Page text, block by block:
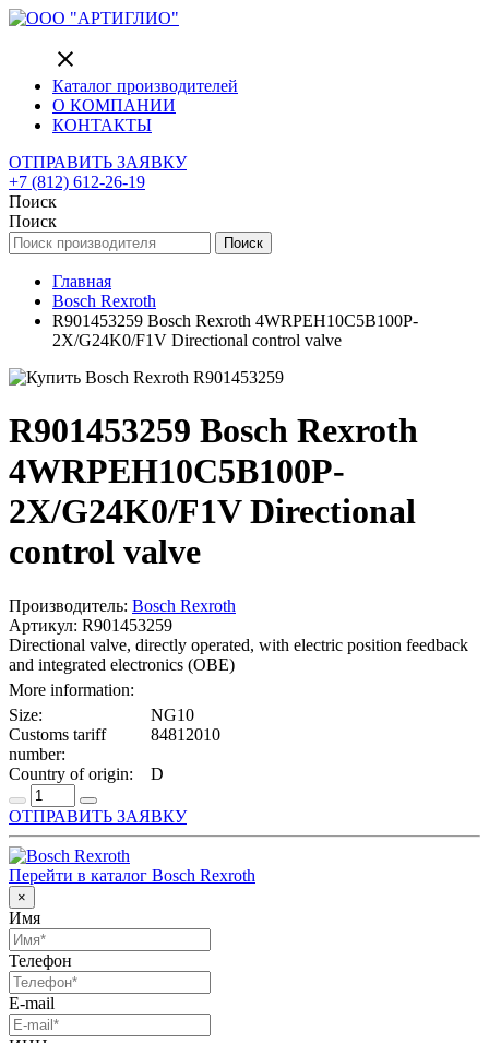
close
Каталог производителей
О КОМПАНИИ
КОНТАКТЫ
ОТПРАВИТЬ ЗАЯВКУ
+7 (812) 612-26-19
Поиск
Поиск
Поиск
Главная
Bosch Rexroth
R901453259 Bosch Rexroth 4WRPEH10C5B100P-
2X/G24K0/F1V Directional control valve
R901453259 Bosch Rexroth
4WRPEH10C5B100P-
2X/G24K0/F1V Directional
control valve
Производитель: Bosch Rexroth
Артикул: R901453259
Directional valve, directly operated, with electric position feedback
and integrated electronics (OBE)
More information:
Size:
NG10
Customs tariff
number:
84812010
Country of origin: D
ОТПРАВИТЬ ЗАЯВКУ
Перейти в каталог Bosch Rexroth
×
Имя
Телефон
E-mail